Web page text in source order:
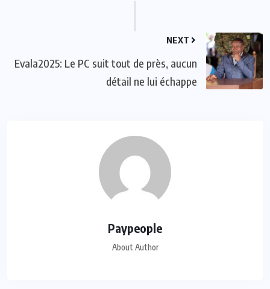
NEXT
Evala2025: Le PC suit tout de près, aucun
détail ne lui échappe
Paypeople
About Author